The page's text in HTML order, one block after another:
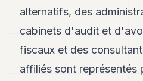
TECH
FINANCE
alternatifs, des
cabinets d'audit et
fiscaux et des
affiliés sont représentés